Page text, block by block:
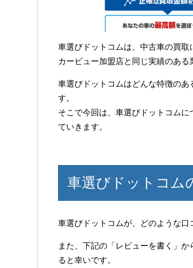
車選びドットコムは、中古車の買取
カービュー加盟店と同じ実績のある
車選びドットコムはどんな特徴の
す。
そこで今回は、車選びドットコム
ていきます。
車選びドットコム
車選びドットコムが、どのような口
また、下記の「レビューを書く」
ると幸いです。